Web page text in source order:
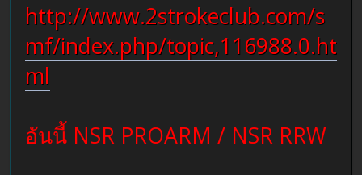
http://www.2strokeclub.com/s
mf/index.php/topic,116988.0.ht
ml
อันนี้ NSR PROARM / NSR RRW